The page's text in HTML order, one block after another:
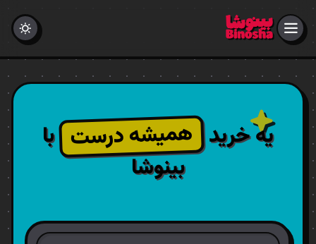
یه خرید همیشه درست با
بینوشا